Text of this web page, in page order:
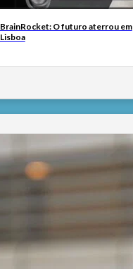
BrainRocket: O futuro aterrou em
Lisboa